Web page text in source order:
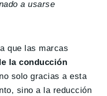
a usarse
que las marcas
la conducción
solo gracias a esta
sino a la reducción